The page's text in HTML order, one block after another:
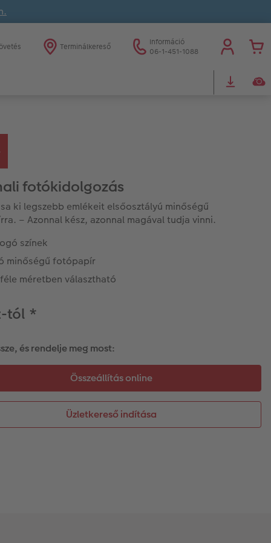
Terminálkereső
Információ
06-1-451-1088
fotókidolgozás
ki legszebb emlékeit elsőosztályú minőségű
– Azonnal kész, azonnal magával tudja vinni.
színek
minőségű fotópapír
méretben választható
tól *
és rendelje meg most:
Üzletkereső indítása